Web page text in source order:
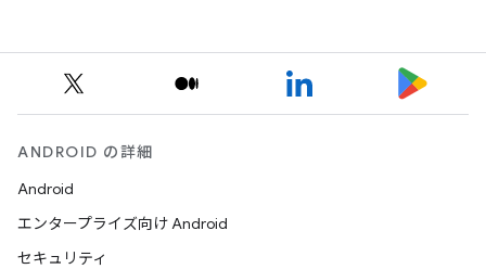
ANDROID の詳細
Android
エンタープライズ向け Android
セキュリティ